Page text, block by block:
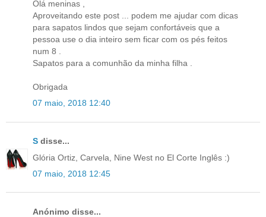
Olá meninas ,
Aproveitando este post ... podem me ajudar com dicas
para sapatos lindos que sejam confortáveis que a
pessoa use o dia inteiro sem ficar com os pés feitos
num 8 .
Sapatos para a comunhão da minha filha .
Obrigada
07 maio, 2018 12:40
S disse...
Glória Ortiz, Carvela, Nine West no El Corte Inglês :)
07 maio, 2018 12:45
Anónimo disse...